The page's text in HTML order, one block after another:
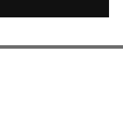
(Twitter)
TikTok
Minuto30 en
en LinkedIn
en